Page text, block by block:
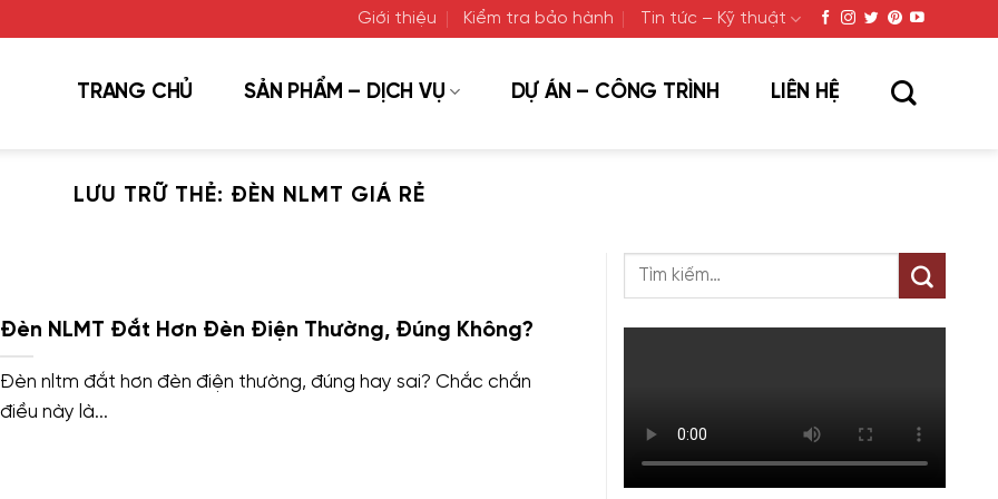
Giới thiệu Kiểm tra bảo hành Tin tức – Kỹ thuật
TRANG CHỦ SẢN PHẨM – DỊCH VỤ DỰ ÁN – CÔNG TRÌNH LIÊN HỆ
LƯU TRỮ THẺ: ĐÈN NLMT GIÁ RẺ
Đèn NLMT Đắt Hơn Đèn Điện Thường, Đúng Không?
Đèn nltm đắt hơn đèn điện thường, đúng hay sai? Chắc chắn
điều này là...